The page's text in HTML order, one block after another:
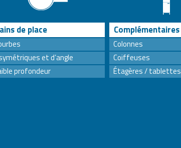
de place
et d’angle
profondeur
Complémentaires
Colonnes
Coiffeuses
Étagères / tablettes